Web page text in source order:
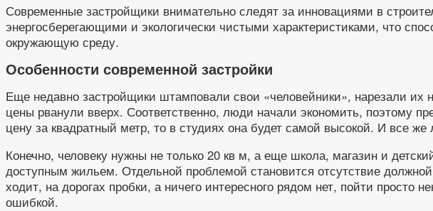
Современные застройщики внимательно следят за инновациями в
энергосберегающими и экологически чистыми характеристиками, что
окружающую среду.
Особенности современной застройки
Еще недавно застройщики штамповали свои «человейники», нарезали их
цены рванули вверх. Соответственно, люди начали экономить, поэтому
цену за квадратный метр, то в студиях она будет самой высокой. И все
Конечно, человеку нужны не только 20 кв м, а еще школа, магазин и
доступным жильем. Отдельной проблемой становится отсутствие
ходит, на дорогах пробки, а ничего интересного рядом нет, пойти просто
ошибкой.